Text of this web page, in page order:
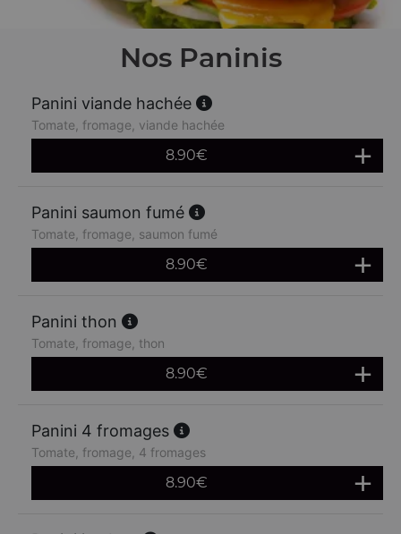
Nos Paninis
Panini viande hachée
Tomate, fromage, viande hachée
8.90€
Panini saumon fumé
Tomate, fromage, saumon fumé
8.90€
Panini thon
Tomate, fromage, thon
8.90€
Panini 4 fromages
Tomate, fromage, 4 fromages
8.90€